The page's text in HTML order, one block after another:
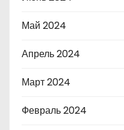
Май 2024
Апрель 2024
Март 2024
Февраль 2024